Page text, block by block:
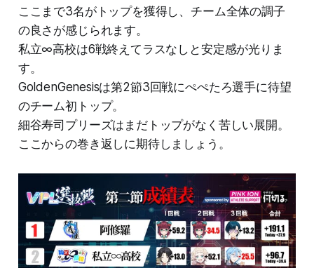
ここまで3名がトップを獲得し、チーム全体の調子
の良さが感じられます。
私立∞高校は6戦終えてラスなしと安定感が光りま
す。
GoldenGenesisは第2節3回戦にぺぺたろ選手に待望
のチーム初トップ。
細谷寿司プリーズはまだトップがなく苦しい展開。
ここからの巻き返しに期待しましょう。